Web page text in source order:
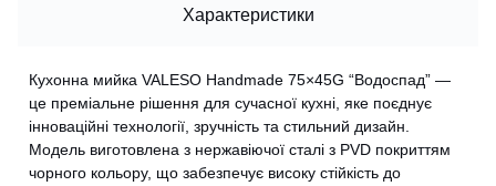
Характеристики
Кухонна мийка VALESO Handmade 75×45G “Водоспад” —
це преміальне рішення для сучасної кухні, яке поєднує
інноваційні технології, зручність та стильний дизайн.
Модель виготовлена з нержавіючої сталі з PVD покриттям
чорного кольору, що забезпечує високу стійкість до